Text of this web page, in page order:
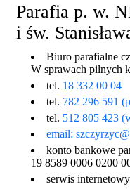
Parafia p. w.
i św.
Biuro parafialne
W sprawach pilnych
tel. 18 332 00 04
tel. 782 296 591
tel. 512 805 423
email:
konto bankowe
19 8589 0006 0200
serwis